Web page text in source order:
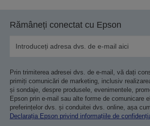
Rămâneți conectat cu Epson
Prin trimiterea adresei dvs. de e-mail, vă dați
primiți comunicări de marketing, inclusiv
și sondaje, despre produsele, evenimentele,
Epson prin e-mail sau alte forme de comunicare
preferințelor dvs. și conduitei dvs. online, așa
Declarația Epson privind informațiile de